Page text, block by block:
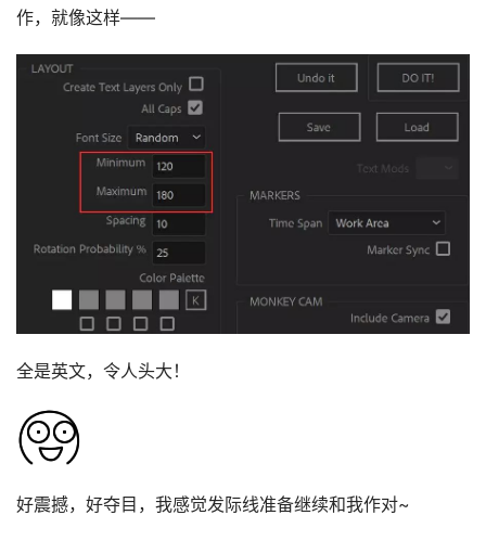
作，就像这样——
全是英文，令人头大！
好震撼，好夺目，我感觉发际线准备继续和我作对~